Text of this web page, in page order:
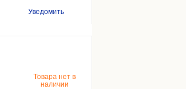
Уведомить
Товара нет в
наличии